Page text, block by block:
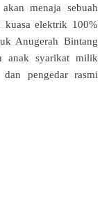
menaja sebuah
kuasa elektrik 100%
Anugerah Bintang
anak syarikat milik
pengedar rasmi